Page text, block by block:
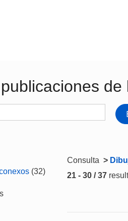
de
(32)
Consulta >
21 - 30 / 37